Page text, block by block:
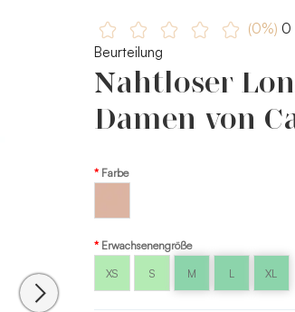
(0%) 0
Beurteilung
Nahtloser
Damen von
Farbe
Erwachsenengröße
XS S M L XL